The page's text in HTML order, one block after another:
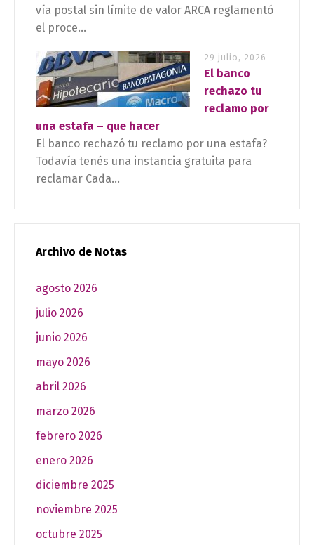
vía postal sin límite de valor ARCA reglamentó
el proce...
29 julio, 2026
El banco
rechazo tu
reclamo por
una estafa – que hacer
El banco rechazó tu reclamo por una estafa?
Todavía tenés una instancia gratuita para
reclamar Cada...
Archivo de Notas
agosto 2026
julio 2026
junio 2026
mayo 2026
abril 2026
marzo 2026
febrero 2026
enero 2026
diciembre 2025
noviembre 2025
octubre 2025